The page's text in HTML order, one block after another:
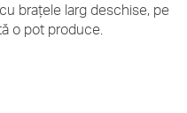
brațele larg deschise, pe
o pot produce.